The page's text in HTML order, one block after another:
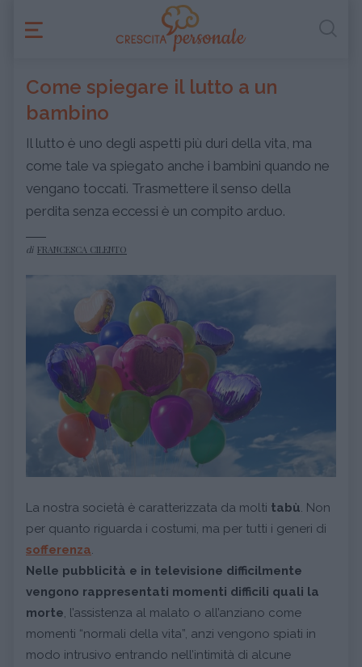
Come spiegare il lutto a un
bambino
Il lutto è uno degli aspetti più duri della vita, ma
come tale va spiegato anche i bambini quando ne
vengano toccati. Trasmettere il senso della
perdita senza eccessi è un compito arduo.
di FRANCESCA CILENTO
La nostra società è caratterizzata da molti tabù . Non
per quanto riguarda i costumi, ma per tutti i generi di
sofferenza
Nelle pubblicità e in televisione difficilmente
vengono rappresentati momenti difficili quali la
morte , l’assistenza al malato o all’anziano come
momenti “normali della vita”, anzi vengono spiati in
modo intrusivo entrando nell’intimità di alcune